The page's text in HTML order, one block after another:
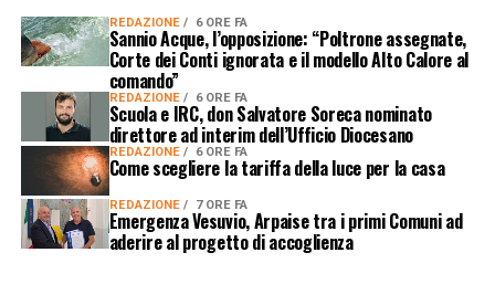
REDAZIONE 6 ORE FA
Sannio Acque, l’opposizione: “Poltrone assegnate,
Corte dei Conti ignorata e il modello Alto Calore al
comando”
REDAZIONE 6 ORE FA
Scuola e IRC, don Salvatore Soreca nominato
direttore ad interim dell’Ufficio Diocesano
REDAZIONE 6 ORE FA
Come scegliere la tariffa della luce per la casa
REDAZIONE 7 ORE FA
Emergenza Vesuvio, Arpaise tra i primi Comuni ad
aderire al progetto di accoglienza